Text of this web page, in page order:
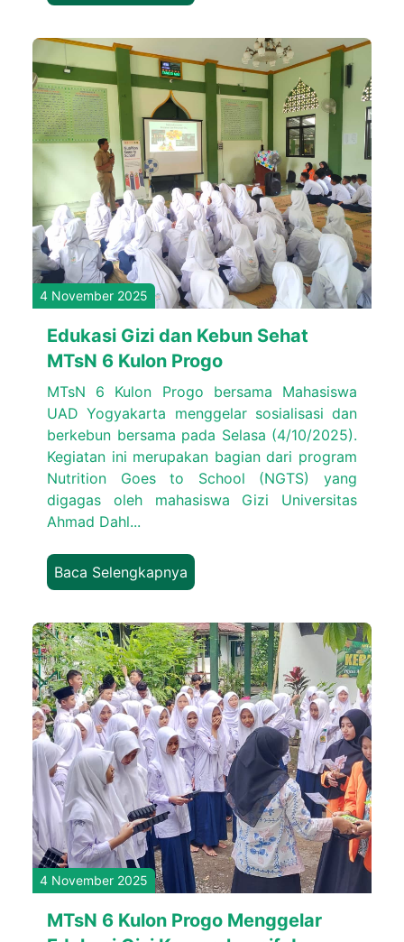
4 November 2025
Edukasi Gizi dan Kebun Sehat
MTsN 6 Kulon Progo
MTsN 6 Kulon Progo bersama Mahasiswa
UAD Yogyakarta menggelar sosialisasi dan
berkebun bersama pada Selasa (4/10/2025).
Kegiatan ini merupakan bagian dari program
Nutrition Goes to School (NGTS) yang
digagas oleh mahasiswa Gizi Universitas
Ahmad Dahl...
Baca Selengkapnya
4 November 2025
MTsN 6 Kulon Progo Menggelar